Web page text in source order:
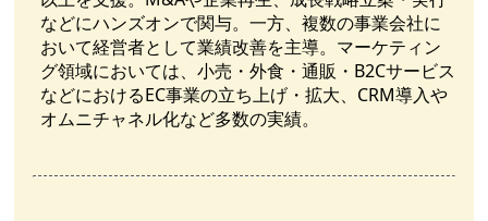
などにハンズオンで関与。一方、複数の事業会社に
おいて経営者として業績改善を主導。マーケティン
グ領域においては、小売・外食・通販・B2Cサービス
などにおけるEC事業の立ち上げ・拡大、CRM導入や
オムニチャネル化など多数の実績。